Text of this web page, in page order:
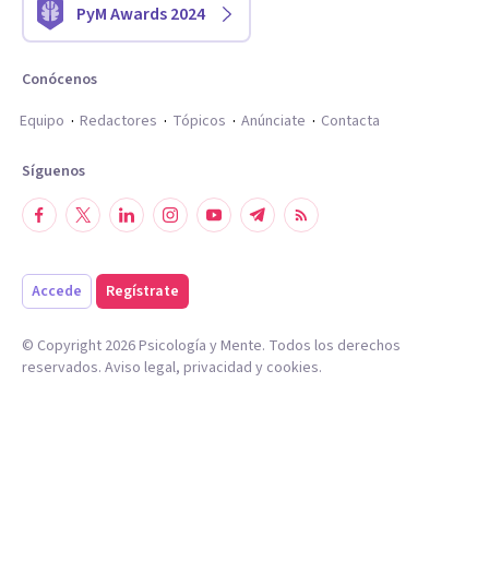
PyM Awards 2024
Conócenos
Equipo
Redactores Tópicos Anúnciate Contacta
Síguenos
Accede Regístrate
© Copyright 2026Psicología y Mente. Todos los derechos
reservados. Aviso legal, privacidad y cookies.